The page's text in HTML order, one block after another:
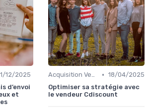
12/2025
d’envoi
et
Acquisition Vendeurs • 18/04/2025
Optimiser sa stratégie avec
le vendeur Cdiscount